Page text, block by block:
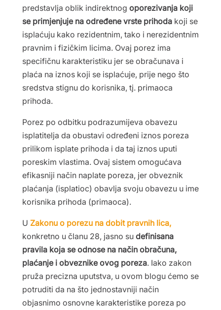
predstavlja oblik indirektnog oporezivanja koji
se primjenjuje na određene vrste prihodakoji se
isplaćuju kako rezidentnim, tako i nerezidentnim
pravnim i fizičkim licima. Ovaj porez ima
specifičnu karakteristiku jer se obračunava i
plaća na iznos koji se isplaćuje, prije nego što
sredstva stignu do korisnika, tj. primaoca
prihoda.
Porez po odbitku podrazumijeva obavezu
isplatitelja da obustavi određeni iznos poreza
prilikom isplate prihoda i da taj iznos uputi
poreskim vlastima. Ovaj sistem omogućava
efikasniji način naplate poreza, jer obveznik
plaćanja (isplatioc) obavlja svoju obavezu u ime
korisnika prihoda (primaoca).
U Zakonu o porezu na dobit pravnih lica,
konkretno u članu 28, jasno sudefinisana
pravila koja se odnose na način obračuna,
plaćanje i obveznike ovog poreza. Iako zakon
pruža precizna uputstva, u ovom blogu ćemo se
potruditi da na što jednostavniji način
objasnimo osnovne karakteristike poreza po